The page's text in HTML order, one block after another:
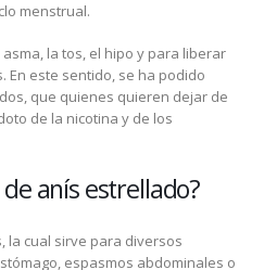
menstrual.
la tos, el hipo y para liberar
En este sentido, se ha podido
que quienes quieren dejar de
de la nicotina y de los
anís estrellado?
la cual sirve para diversos
espasmos abdominales o